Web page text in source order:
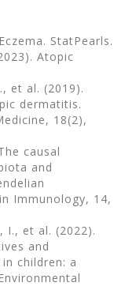
StatPearls.
Atopic
et al. (2019).
dermatitis.
18(2),
causal
and
Immunology, 14,
I., et al. (2022).
and
children: a